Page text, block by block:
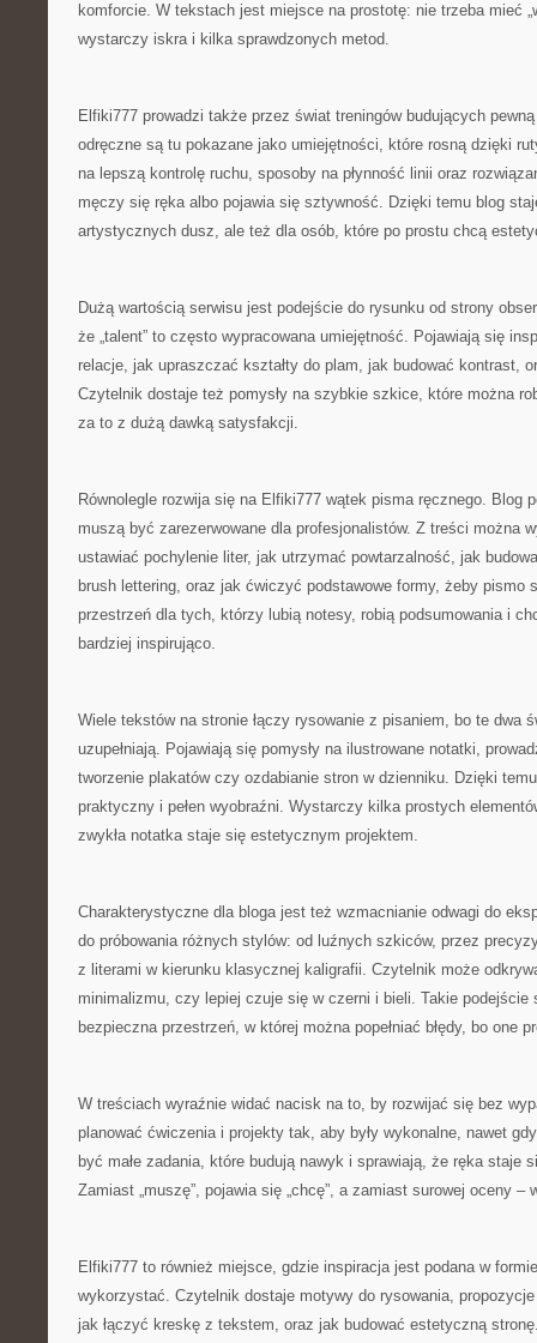
komforcie. W tekstach jest miejsce na prostotę: nie trzeba mieć
wystarczy iskra i kilka sprawdzonych metod.
Elfiki777 prowadzi także przez świat treningów budujących
odręczne są tu pokazane jako umiejętności, które rosną dzięki
na lepszą kontrolę ruchu, sposoby na płynność linii oraz
męczy się ręka albo pojawia się sztywność. Dzięki temu blog
artystycznych dusz, ale też dla osób, które po prostu chcą
Dużą wartością serwisu jest podejście do rysunku od strony
że „talent” to często wypracowana umiejętność. Pojawiają się
relacje, jak upraszczać kształty do plam, jak budować kontrast,
Czytelnik dostaje też pomysły na szybkie szkice, które można
za to z dużą dawką satysfakcji.
Równolegle rozwija się na Elfiki777 wątek pisma ręcznego. Blog
muszą być zarezerwowane dla profesjonalistów. Z treści można
ustawiać pochylenie liter, jak utrzymać powtarzalność, jak
brush lettering, oraz jak ćwiczyć podstawowe formy, żeby pismo
przestrzeń dla tych, którzy lubią notesy, robią podsumowania i
bardziej inspirująco.
Wiele tekstów na stronie łączy rysowanie z pisaniem, bo te dwa
uzupełniają. Pojawiają się pomysły na ilustrowane notatki,
tworzenie plakatów czy ozdabianie stron w dzienniku. Dzięki
praktyczny i pełen wyobraźni. Wystarczy kilka prostych
zwykła notatka staje się estetycznym projektem.
Charakterystyczne dla bloga jest też wzmacnianie odwagi do
do próbowania różnych stylów: od luźnych szkiców, przez
z literami w kierunku klasycznej kaligrafii. Czytelnik może
minimalizmu, czy lepiej czuje się w czerni i bieli. Takie
bezpieczna przestrzeń, w której można popełniać błędy, bo one
W treściach wyraźnie widać nacisk na to, by rozwijać się bez
planować ćwiczenia i projekty tak, aby były wykonalne, nawet
być małe zadania, które budują nawyk i sprawiają, że ręka staje
Zamiast „muszę”, pojawia się „chcę”, a zamiast surowej oceny –
Elfiki777 to również miejsce, gdzie inspiracja jest podana w
wykorzystać. Czytelnik dostaje motywy do rysowania,
jak łączyć kreskę z tekstem, oraz jak budować estetyczną